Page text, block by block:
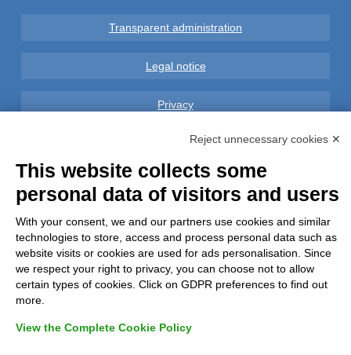
Transparent administration
Legal notice
Privacy
GDPR Compliance (679/2016)
Complaints
Refunds and Indemnities
Contacts
Azienda certificata UNI EN ISO 9001:2015
Reject unnecessary cookies ✕
This website collects some
personal data of visitors and users
With your consent, we and our partners use cookies and similar
technologies to store, access and process personal data such as
website visits or cookies are used for ads personalisation. Since
we respect your right to privacy, you can choose not to allow
certain types of cookies. Click on GDPR preferences to find out
more.
View the Complete Cookie Policy